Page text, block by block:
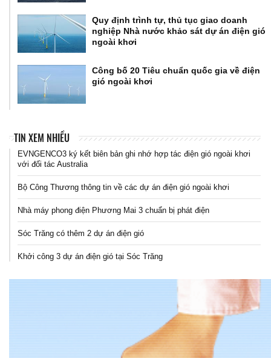
Quy định trình tự, thủ tục giao doanh
nghiệp Nhà nước khảo sát dự án điện gió
ngoài khơi
Công bố 20 Tiêu chuẩn quốc gia về điện
gió ngoài khơi
TIN XEM NHIỀU
EVNGENCO3 ký kết biên bản ghi nhớ hợp tác điện gió ngoài khơi
với đối tác Australia
Bộ Công Thương thông tin về các dự án điện gió ngoài khơi
Nhà máy phong điện Phương Mai 3 chuẩn bị phát điện
Sóc Trăng có thêm 2 dự án điện gió
Khởi công 3 dự án điện gió tại Sóc Trăng